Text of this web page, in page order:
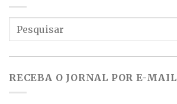
RECEBA O JORNAL POR E-MAIL